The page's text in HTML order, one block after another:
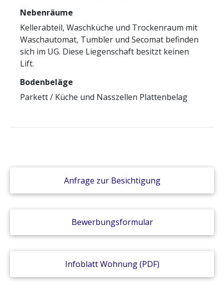
Nebenräume
Kellerabteil, Waschküche und Trockenraum mit
Waschautomat, Tumbler und Secomat befinden
sich im UG. Diese Liegenschaft besitzt keinen
Lift.
Bodenbeläge
Parkett / Küche und Nasszellen Plattenbelag
Anfrage zur Besichtigung
Bewerbungsformular
Infoblatt Wohnung (PDF)